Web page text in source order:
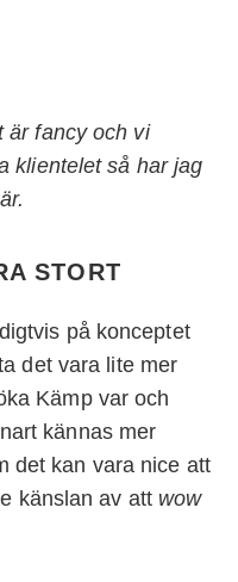
är fancy och vi
klientelet så har jag
STORT
på konceptet
det vara lite mer
Kämp var och
kännas mer
det kan vara nice att
känslan av att wow